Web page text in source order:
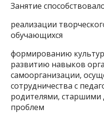
Занятие
реализации
обучающихся
формированию
развитию навыков
самоорганизации,
сотрудничества с
родителями,
проблем